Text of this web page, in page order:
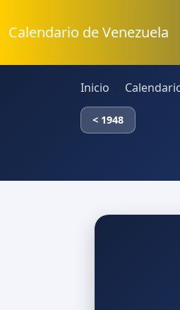
Calendario de Venezuela
Inicio
< 1948